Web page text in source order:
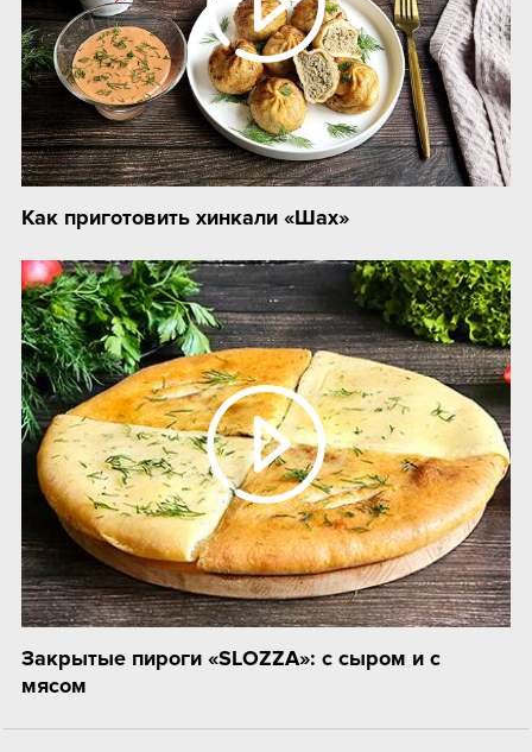
Как приготовить хинкали «Шах»
Закрытые пироги «SLOZZA»: с сыром и с
мясом